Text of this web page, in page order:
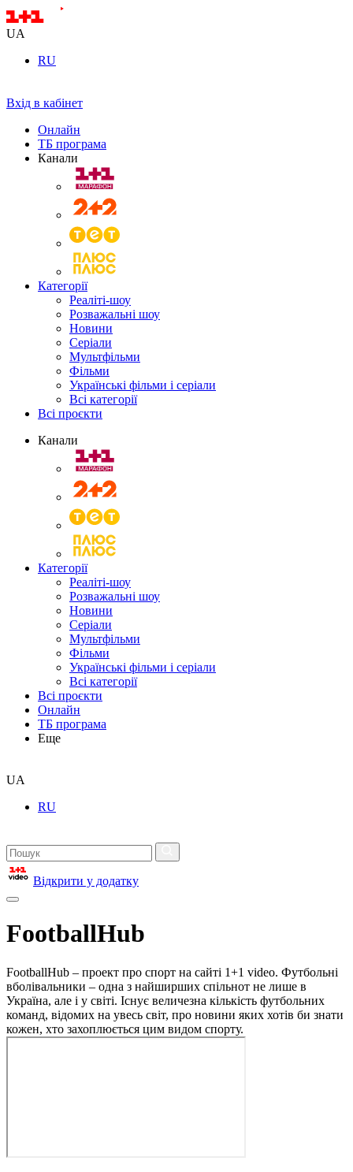
UA
RU
Вхід в кабінет
Онлайн
ТБ програма
Канали
Категорії
Реаліті-шоу
Розважальні шоу
Новини
Серіали
Мультфільми
Фільми
Українські фільми і серіали
Всі категорії
Всі проєкти
Канали
Категорії
Реаліті-шоу
Розважальні шоу
Новини
Серіали
Мультфільми
Фільми
Українські фільми і серіали
Всі категорії
Всі проєкти
Онлайн
ТБ програма
Еще
UA
RU
Відкрити у додатку
FootballHub
FootballHub – проект про спорт на сайті 1+1 video. Футбольні
вболівальники – одна з найширших спільнот не лише в
Україна, але і у світі. Існує величезна кількість футбольних
команд, відомих на увесь світ, про новини яких хотів би знати
кожен, хто захоплюється цим видом спорту.